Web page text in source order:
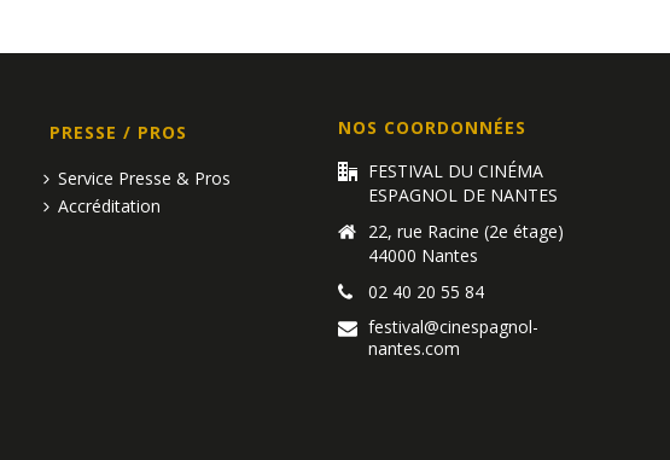
PRESSE / PROS
Service Presse & Pros
Accréditation
NOS COORDONNÉES
FESTIVAL DU CINÉMA
ESPAGNOL DE NANTES
22, rue Racine (2e étage)
44000 Nantes
02 40 20 55 84
festival@cinespagnol-
nantes.com